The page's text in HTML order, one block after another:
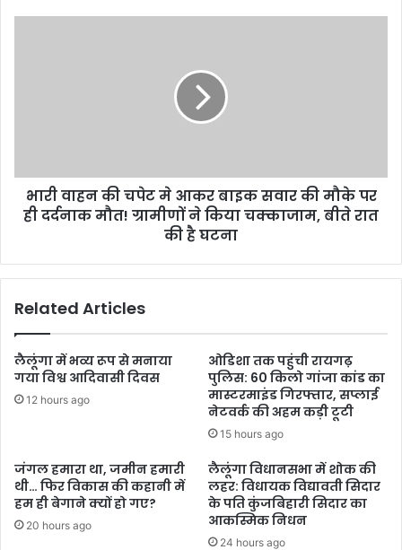
भारी वाहन की चपेट मे आकर बाइक सवार की मौके पर
ही दर्दनाक मौत! ग्रामीणों ने किया चक्काजाम, बीते रात
की है घटना
Related Articles
लैलूंगा में भव्य रूप से मनाया
गया विश्व आदिवासी दिवस
12 hours ago
ओडिशा तक पहुंची रायगढ़
पुलिस: 60 किलो गांजा कांड का
मास्टरमाइंड गिरफ्तार, सप्लाई
नेटवर्क की अहम कड़ी टूटी
15 hours ago
जंगल हमारा था, जमीन हमारी
थी… फिर विकास की कहानी में
हम ही बेगाने क्यों हो गए?
20 hours ago
लैलूंगा विधानसभा में शोक की
लहर: विधायक विद्यावती सिदार
के पति कुंजबिहारी सिदार का
आकस्मिक निधन
24 hours ago